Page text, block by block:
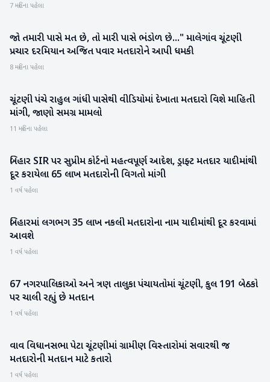
7 મહિના પહેલા
રાષ્ટ્રીય
જો તમારી પાસે મત છે, તો મારી પાસે ભંડોળ છે..." માલેગાંવ ચૂંટણી
પ્રચાર દરમિયાન અજિત પવાર મતદારોને આપી ધમકી
8 મહિના પહેલા
રાજકારણ
ચૂંટણી પંચે રાહુલ ગાંધી પાસેથી વીડિયોમાં દેખાતા મતદારો વિશે માહિતી
માંગી, જાણો સમગ્ર મામલો
11 મહિના પહેલા
રાષ્ટ્રીય
બિહાર SIR પર સુપ્રીમ કોર્ટનો મહત્વપૂર્ણ આદેશ, ડ્રાફ્ટ મતદાર યાદીમાંથી
દૂર કરાયેલા 65 લાખ મતદારોની વિગતો માંગી
1 વર્ષ પહેલા
રાષ્ટ્રીય
બિહારમાં લગભગ 35 લાખ નકલી મતદારોના નામ યાદીમાંથી દૂર કરવામાં
આવશે
1 વર્ષ પહેલા
ગુજરાત
67 નગરપાલિકાઓ અને ત્રણ તાલુકા પંચાયતોમાં ચૂંટણી, કુલ 191 બેઠકો
પર ચાલી રહ્યું છે મતદાન
1 વર્ષ પહેલા
રાજકારણ
વાવ વિધાનસભા પેટા ચૂંટણીમાં ગ્રામીણ વિસ્તારોમાં સવારથી જ
મતદારોની મતદાન માટે કતારો
1 વર્ષ પહેલા